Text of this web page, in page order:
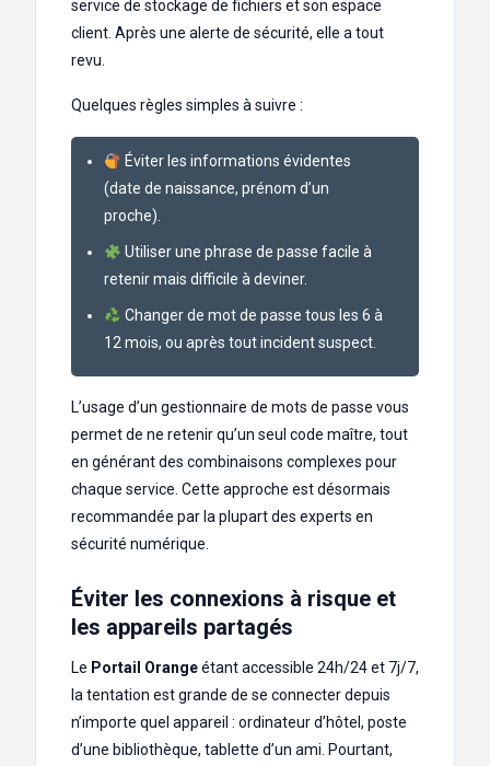
service de stockage de fichiers et son espace
client. Après une alerte de sécurité, elle a tout
revu.
Quelques règles simples à suivre :
Éviter les informations évidentes
(date de naissance, prénom d’un
proche).
Utiliser une phrase de passe facile à
retenir mais difficile à deviner.
Changer de mot de passe tous les 6 à
12 mois, ou après tout incident suspect.
L’usage d’un gestionnaire de mots de passe vous
permet de ne retenir qu’un seul code maître, tout
en générant des combinaisons complexes pour
chaque service. Cette approche est désormais
recommandée par la plupart des experts en
sécurité numérique.
Éviter les connexions à risque et
les appareils partagés
Le Portail Orangeétant accessible 24h/24 et 7j/7,
la tentation est grande de se connecter depuis
n’importe quel appareil : ordinateur d’hôtel, poste
d’une bibliothèque, tablette d’un ami. Pourtant,